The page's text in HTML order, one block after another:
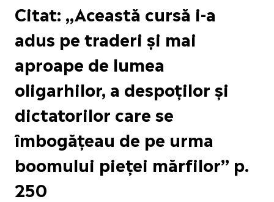
Citat: „Această cursă i-a
adus pe traderi și mai
aproape de lumea
oligarhilor, a despoților și
dictatorilor care se
îmbogățeau de pe urma
boomului pieței mărfilor” p.
250